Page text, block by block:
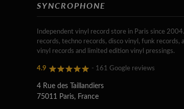
SYNCROPHONE
Independent vinyl record store in Paris since
records, techno records, disco vinyl, funk records,
vinyl records and limited edition vinyl pressings.
4.9 - 161 Google reviews
4 Rue des Taillandiers
75011 Paris, France